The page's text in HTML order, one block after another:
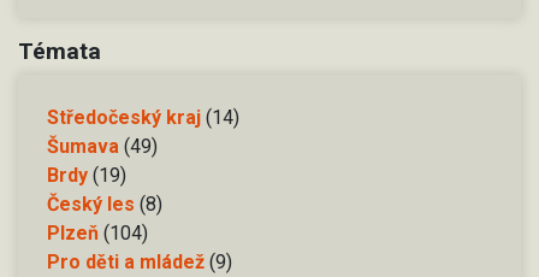
Témata
Středočeský kraj (14)
Šumava (49)
Brdy (19)
Český les (8)
Plzeň (104)
Pro děti a mládež (9)